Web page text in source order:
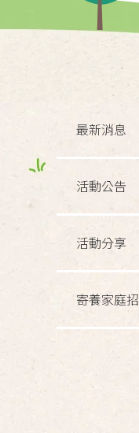
最新消息
活動公告
活動分享
寄養家庭